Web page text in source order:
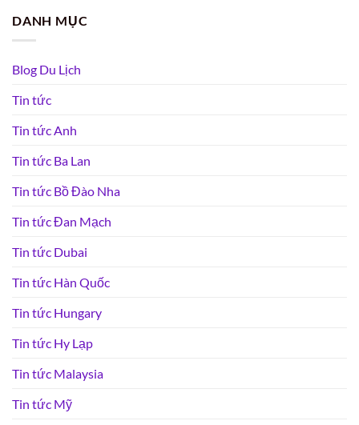
DANH MỤC
Blog Du Lịch
Tin tức
Tin tức Anh
Tin tức Ba Lan
Tin tức Bồ Đào Nha
Tin tức Đan Mạch
Tin tức Dubai
Tin tức Hàn Quốc
Tin tức Hungary
Tin tức Hy Lạp
Tin tức Malaysia
Tin tức Mỹ